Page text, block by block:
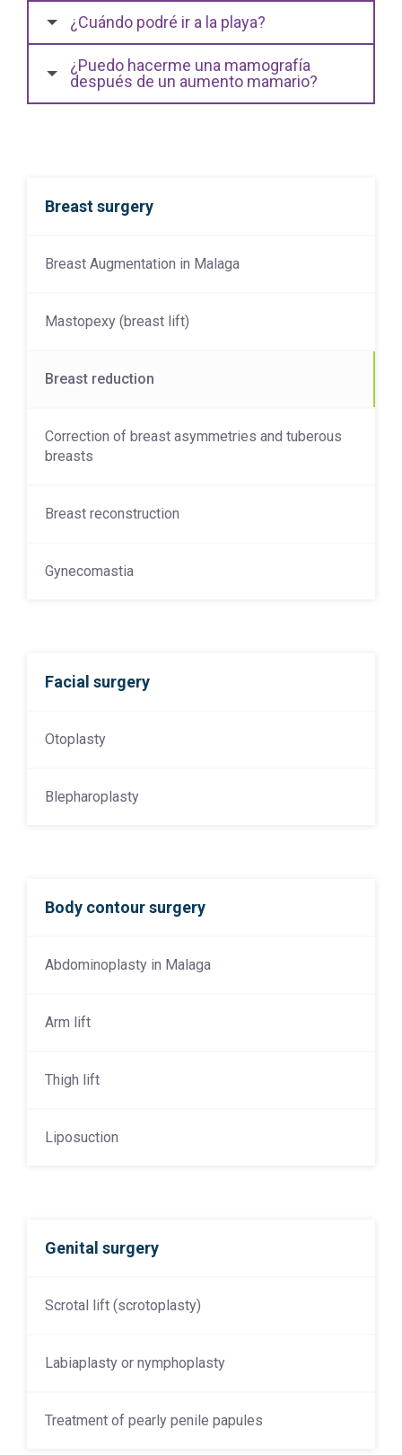
¿Cuándo podré ir a la playa?
¿Puedo hacerme una mamografía
después de un aumento mamario?
Breast surgery
Breast Augmentation in Malaga
Mastopexy (breast lift)
Breast reduction
Correction of breast asymmetries and tuberous
breasts
Breast reconstruction
Gynecomastia
Facial surgery
Otoplasty
Blepharoplasty
Body contour surgery
Abdominoplasty in Malaga
Arm lift
Thigh lift
Liposuction
Genital surgery
Scrotal lift (scrotoplasty)
Labiaplasty or nymphoplasty
Treatment of pearly penile papules